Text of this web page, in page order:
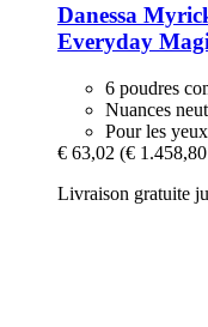
Danessa
Everyday
6 poudres
Nuances
Pour les
€ 63,02 (€
Livraison gratuite